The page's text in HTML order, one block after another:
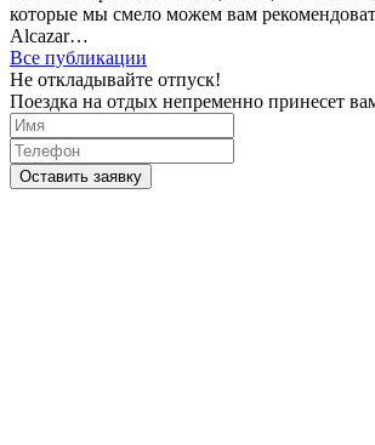
которые мы смело можем вам
Alcazar…
Все публикации
Не откладывайте отпуск!
Поездка на отдых непременно принесет
Оставить заявку